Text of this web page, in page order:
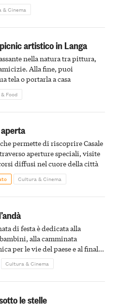
& Cinema
artistico in Langa
nella natura tra pittura,
Alla fine, puoi
tela o portarla a casa
Food
permette di riscoprire Casale
aperture speciali, visite
diffusi nel cuore della città
Cultura & Cinema
di festa è dedicata alla
alla camminata
per le vie del paese e al finale
Cultura & Cinema
le stelle